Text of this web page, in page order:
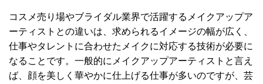
コスメ売り場やブライダル業界で活躍するメイクアップア
ーティストとの違いは、求められるイメージの幅が広く、
仕事やタレントに合わせたメイクに対応する技術が必要に
なることです。一般的にメイクアップアーティストと言え
ば、顔を美しく華やかに仕上げる仕事が多いのですが、芸